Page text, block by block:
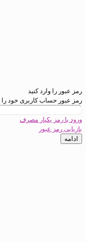
کنید
کاربری خود را وارد کنید
مصرف